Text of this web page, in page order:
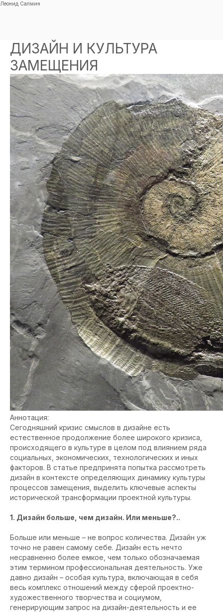
Леонид Салмин
ДИЗАЙН И КУЛЬТУРА
ЗАМЕЩЕНИЯ
Аннотация:
Сегодняшний кризис смыслов в дизайне есть
естественное продолжение более широкого кризиса,
происходящего в культуре в целом под влиянием ряда
социальных, экономических, технологических и иных
факторов. В статье предпринята попытка рассмотреть
дизайн в контексте определяющих динамику культуры
процессов замещения, выделить ключевые аспекты
исторической трансформации проектной культуры.
1. Дизайн больше, чем дизайн. Или меньше?..
Больше или меньше – не вопрос количества. Дизайн уж
точно не равен самому себе. Дизайн есть нечто
несравненно более емкое, чем только обозначаемая
этим термином профессиональная деятельность. Уже
давно дизайн – особая культура, включающая в себя
весь комплекс отношений между сферой проектно-
художественного творчества и социумом,
генерирующим запрос на дизайн-деятельность и ее